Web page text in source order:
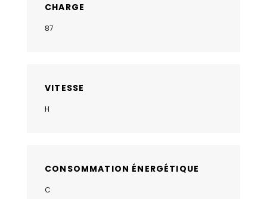
CHARGE
87
VITESSE
H
CONSOMMATION ÉNERGÉTIQUE
C